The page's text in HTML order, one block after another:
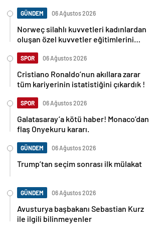
GÜNDEM 06 Ağustos 2026
Norweç silahlı kuvvetleri kadınlardan
oluşan özel kuvvetler eğitimlerini
SPOR 06 Ağustos 2026
Cristiano Ronaldo’nun akıllara zarar
tüm kariyerinin istatistiğini çıkardık !
SPOR 06 Ağustos 2026
Galatasaray’a kötü haber! Monaco’dan
flaş Onyekuru kararı.
GÜNDEM 06 Ağustos 2026
Trump’tan seçim sonrası ilk mülakat
GÜNDEM 06 Ağustos 2026
Avusturya başbakanı Sebastian Kurz
ile ilgili bilinmeyenler